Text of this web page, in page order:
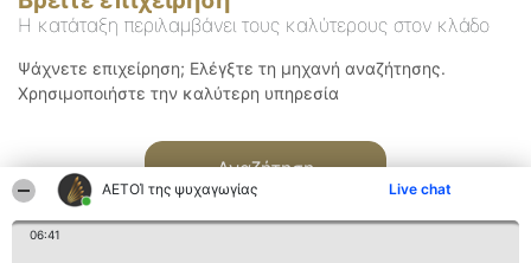
ΑΕΤΟΊ της ψυχαγωγίας Live chat
06:41
Η κατάταξη περιλαμβάνει τους καλύτερους στον κλάδο
Ψάχνετε επιχείρηση; Ελέγξτε τη μηχανή αναζήτησης.
Χρησιμοποιήστε την καλύτερη υπηρεσία
Αναζήτηση